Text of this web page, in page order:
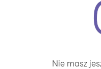
Nie masz